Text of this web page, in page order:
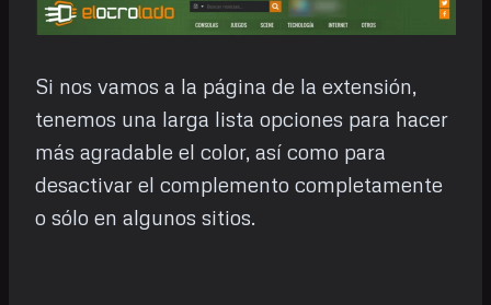
Si nos vamos a la página de la extensión,
tenemos una larga lista opciones para hacer
más agradable el color, así como para
desactivar el complemento completamente
o sólo en algunos sitios.